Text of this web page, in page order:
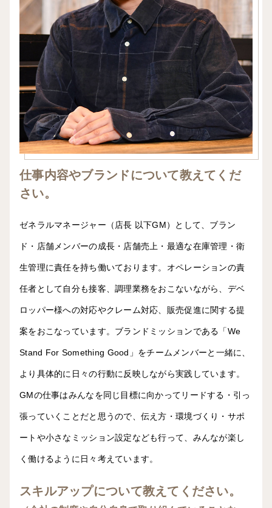
仕事内容やブランドについて教えてくだ
さい。
ゼネラルマネージャー（店長 以下GM）として、ブラン
ド・店舗メンバーの成長・店舗売上・最適な在庫管理・衛
生管理に責任を持ち働いております。オペレーションの責
任者として自分も接客、調理業務をおこないながら、デベ
ロッパー様への対応やクレーム対応、販売促進に関する提
案をおこなっています。ブランドミッションである「We
Stand For Something Good」をチームメンバーと一緒に、
より具体的に日々の行動に反映しながら実践しています。
GMの仕事はみんなを同じ目標に向かってリードする・引っ
張っていくことだと思うので、伝え方・環境づくり・サポ
ートや小さなミッション設定なども行って、みんなが楽し
く働けるように日々考えています。
スキルアップについて教えてください。